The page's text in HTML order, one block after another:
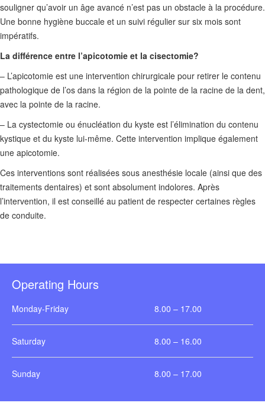
souligner qu’avoir un âge avancé n’est pas un obstacle à la procédure.
Une bonne hygiène buccale et un suivi régulier sur six mois sont
impératifs.
La différence entre l’apicotomie et la cisectomie?
– L’apicotomie est une intervention chirurgicale pour retirer le contenu
pathologique de l’os dans la région de la pointe de la racine de la dent,
avec la pointe de la racine.
– La cystectomie ou énucléation du kyste est l’élimination du contenu
kystique et du kyste lui-même. Cette intervention implique également
une apicotomie.
Ces interventions sont réalisées sous anesthésie locale (ainsi que des
traitements dentaires) et sont absolument indolores. Après
l’intervention, il est conseillé au patient de respecter certaines règles
de conduite.
Operating Hours
Monday-Friday 8.00 – 17.00
Saturday 8.00 – 16.00
Sunday 8.00 – 17.00